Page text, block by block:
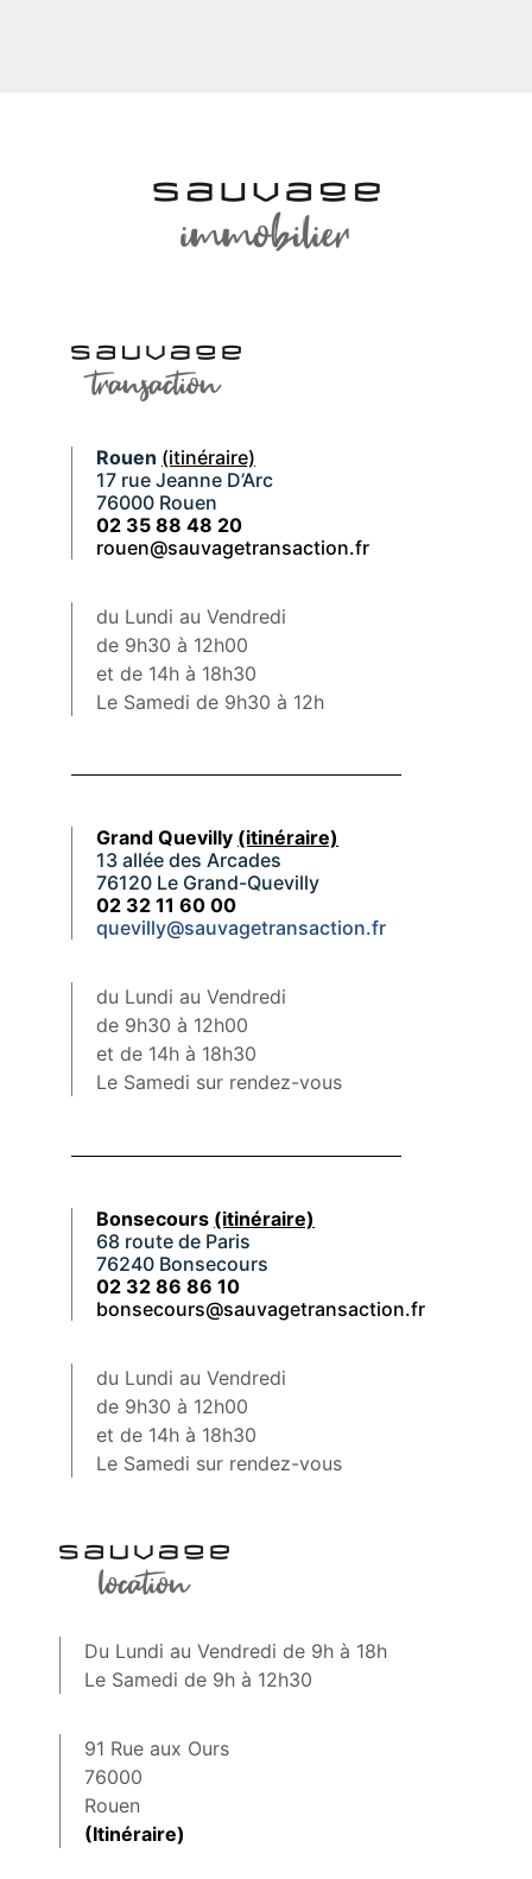
Rouen (itinéraire)
17 rue Jeanne D’Arc
76000 Rouen
02 35 88 48 20
rouen@sauvagetransaction.fr
du Lundi au Vendredi
de 9h30 à 12h00
et de 14h à 18h30
Le Samedi de 9h30 à 12h
Grand Quevilly (itinéraire)
13 allée des Arcades
76120 Le Grand-Quevilly
02 32 11 60 00
quevilly@sauvagetransaction.fr
du Lundi au Vendredi
de 9h30 à 12h00
et de 14h à 18h30
Le Samedi sur rendez-vous
Bonsecours (itinéraire)
68 route de Paris
76240 Bonsecours
02 32 86 86 10
bonsecours@sauvagetransaction.fr
du Lundi au Vendredi
de 9h30 à 12h00
et de 14h à 18h30
Le Samedi sur rendez-vous
Du Lundi au Vendredi de 9h à 18h
Le Samedi de 9h à 12h30
91 Rue aux Ours
76000
Rouen
(Itinéraire)